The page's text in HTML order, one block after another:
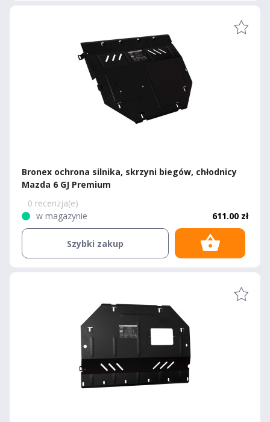
Bronex ochrona silnika, skrzyni biegów, chłodnicy
Mazda 6 GJ Premium
0 recenzja(e)
w magazynie
611.00 zł
Szybki zakup